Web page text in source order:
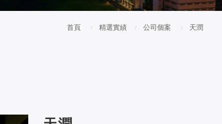
首頁 精選實績 公司個案 天潤